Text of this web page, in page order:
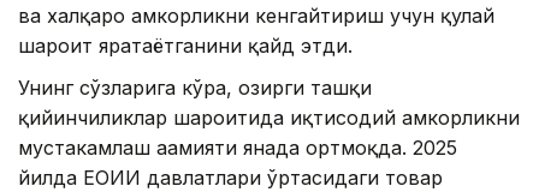
ва халқаро ҳамкорликни кенгайтириш учун қулай
шароит яратаётганини қайд этди.
Унинг сўзларига кўра, ҳозирги ташқи
қийинчиликлар шароитида иқтисодий ҳамкорликни
мустаҳкамлаш аҳамияти янада ортмоқда. 2025
йилда ЕОИИ давлатлари ўртасидаги товар